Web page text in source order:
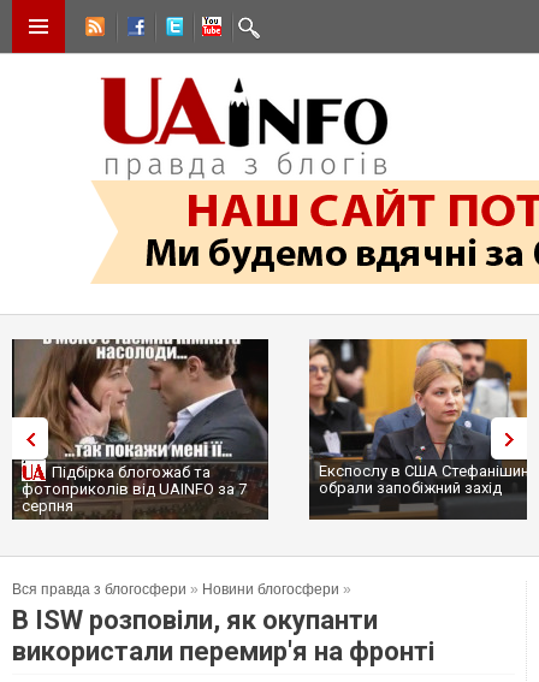
Підбірка блогожаб та
фотоприколів від UAINFO за 7
серпня
Експослу в США Стефанішиній
обрали запобіжний захід
Вся правда з блогосфери » Новини блогосфери »
В ISW розповіли, як окупанти
використали перемир'я на фронті